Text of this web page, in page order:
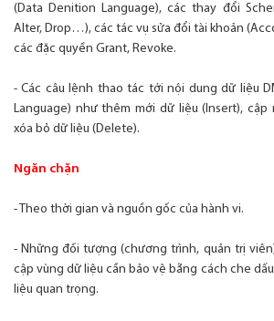
(Data Denition Language), các thay đổi
Alter, Drop…), các tác vụ sửa đổi tài khoản
các đặc quyền Grant, Revoke.
- Các câu lệnh thao tác tới nội dung dữ liệu
Language) như thêm mới dữ liệu (Insert),
xóa bỏ dữ liệu (Delete).
Ngăn chặn
- Theo thời gian và nguồn gốc của hành vi.
- Những đối tượng (chương trình, quản trị
cập vùng dữ liệu cần bảo vệ bằng cách che
liệu quan trọng.